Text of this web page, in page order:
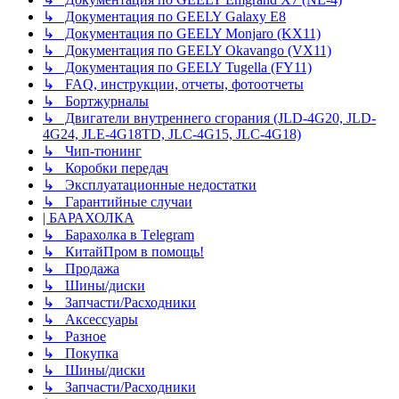
↳ Документация по GEELY Galaxy E8
↳ Документация по GEELY Monjaro (KX11)
↳ Документация по GEELY Okavango (VX11)
↳ Документация по GEELY Tugella (FY11)
↳ FAQ, инструкции, отчеты, фотоотчеты
↳ Бортжурналы
↳ Двигатели внутреннего сгорания (JLD-4G20, JLD-
4G24, JLE-4G18TD, JLC-4G15, JLC-4G18)
↳ Чип-тюнинг
↳ Коробки передач
↳ Эксплуатационные недостатки
↳ Гарантийные случаи
| БАРАХОЛКА
↳ Барахолка в Tеlegram
↳ КитайПром в помощь!
↳ Продажа
↳ Шины/диски
↳ Запчасти/Расходники
↳ Аксессуары
↳ Разное
↳ Покупка
↳ Шины/диски
↳ Запчасти/Расходники